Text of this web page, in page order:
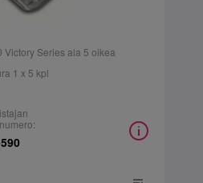
Series ala 5 oikea
1 x 5 kpl